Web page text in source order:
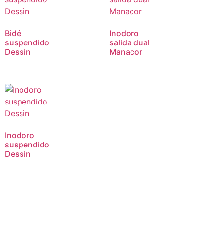
Bidé
suspendido
Dessin
Inodoro
salida dual
Manacor
Inodoro
suspendido
Dessin